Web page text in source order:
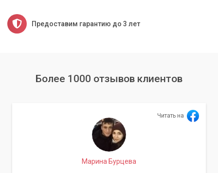
Предоставим гарантию до 3 лет
Более 1000 отзывов клиентов
Читать на
Марина Бурцева